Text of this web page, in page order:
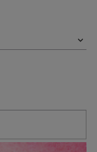
